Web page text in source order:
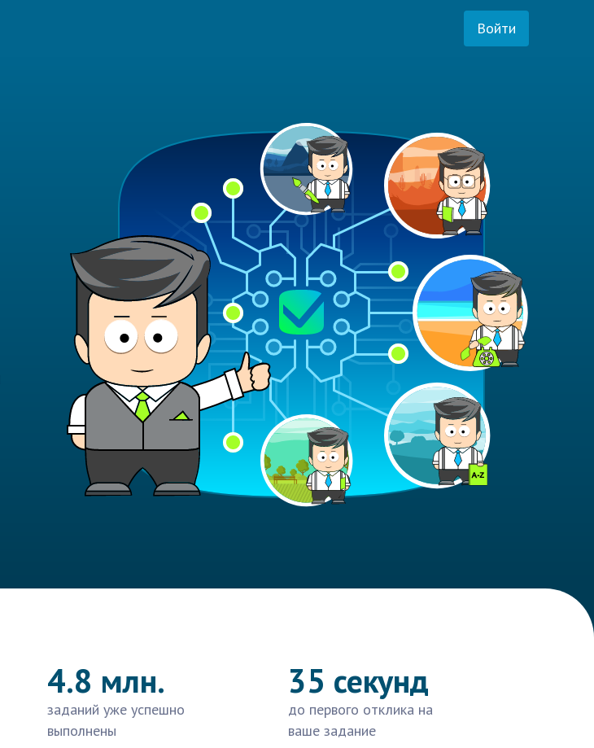
Войти
4.8 млн.
заданий уже успешно
выполнены
35 секунд
до первого отклика на
ваше задание